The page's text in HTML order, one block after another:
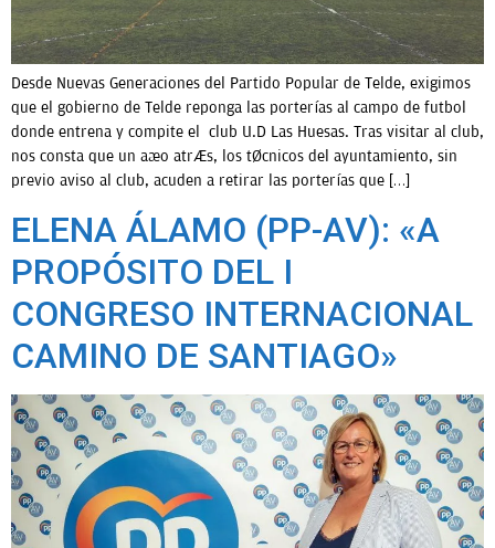
OPINIÓN
PROGRAMAS
Desde Nuevas Generaciones del Partido Popular de Telde, exigimos
que el gobierno de Telde reponga las porterías al campo de futbol
donde entrena y compite el club U.D Las Huesas. Tras visitar al club,
nos consta que un año atrás, los técnicos del ayuntamiento, sin
previo aviso al club, acuden a retirar las porterías que […]
ELENA ÁLAMO (PP-AV): «A
PROPÓSITO DEL I
CONGRESO INTERNACIONAL
CAMINO DE SANTIAGO»